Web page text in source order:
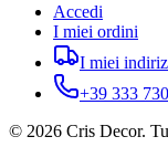
Accedi
I miei ordini
I miei
+39 333
© 2026 Cris Decor.